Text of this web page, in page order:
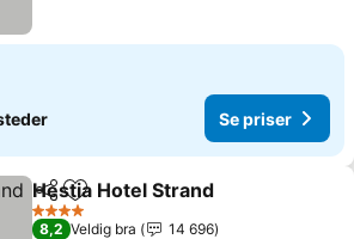
Se priser
Del Legg til i favoritter
Hestia Hotel Strand
4 Stjerner
8,2 Veldig bra
14 696